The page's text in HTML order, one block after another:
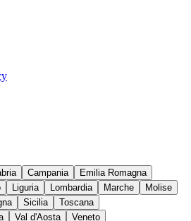
Campania
Emilia Romagna
Liguria Lombardia Marche
Molise
Sicilia
Toscana
Val d'Aosta Veneto